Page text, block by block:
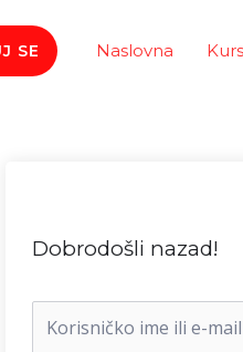
SE Naslovna
Dobrodošli nazad!